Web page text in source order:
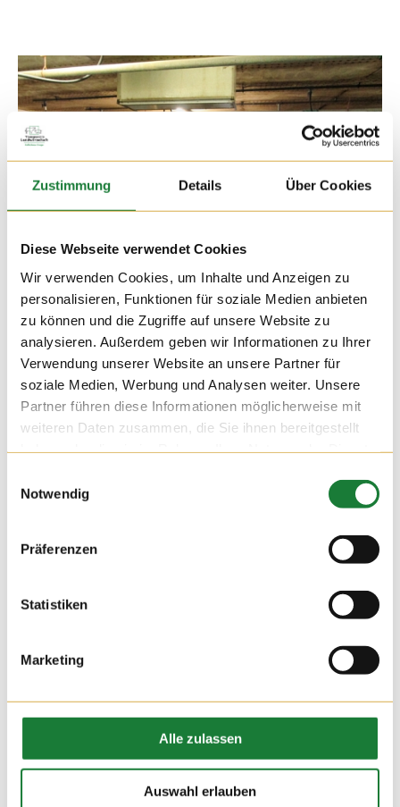
Zustimmung Details Über Cookies
Diese Webseite verwendet Cookies
Wir verwenden Cookies, um Inhalte und Anzeigen zu
personalisieren, Funktionen für soziale Medien anbieten
zu können und die Zugriffe auf unsere Website zu
analysieren. Außerdem geben wir Informationen zu Ihrer
Verwendung unserer Website an unsere Partner für
soziale Medien, Werbung und Analysen weiter. Unsere
Partner führen diese Informationen möglicherweise mit
weiteren Daten zusammen, die Sie ihnen bereitgestellt
Notwendig
Präferenzen
Statistiken
Marketing
Alle zulassen
Auswahl erlauben
05. AUG 2016
Auch die Mitarbeiter der ANW Agrarmanagement Nord West
eG zeigten großes Interesse an einer Führung auf dem Hof
Hempen, die von Sabine begleitet wurde.
Herr Freiwald von der „Freiwald-Kommunikation“ und Sabine
Hempen im Fresseraufzuchtstall des Hofes Hempen.